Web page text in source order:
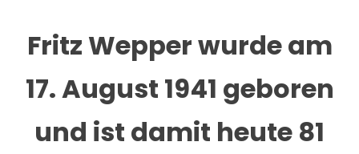
Fritz Wepper wurde am
17. August 1941 geboren
und ist damit heute 81